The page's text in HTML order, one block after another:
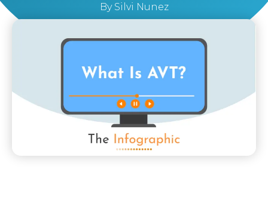
BySilvi Nunez